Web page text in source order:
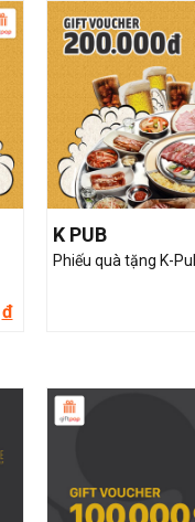
đ
K PUB
Phiếu quà tặng K-